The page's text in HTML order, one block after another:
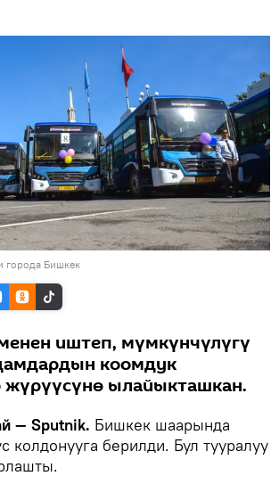
города Бишкек
иштеп, мүмкүнчүлүгү
коомдук
жүрүүсүнө ылайыкташкан.
— Sputnik. Бишкек шаарында
колдонууга берилди. Бул тууралуу